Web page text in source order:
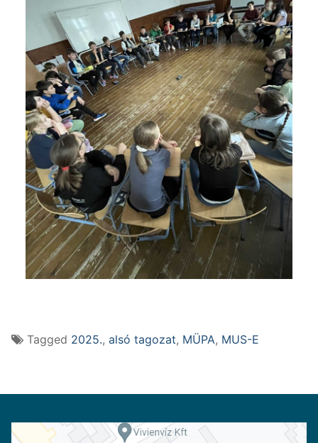
Tagged 2025., alsó tagozat, MÜPA, MUS-E